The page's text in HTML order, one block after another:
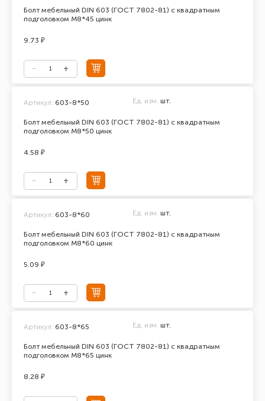
Болт мебельный DIN 603 (ГОСТ 7802-81) с квадратным
подголовком М8*45 цинк
9.73 ₽
Болт мебельный DIN 603 (ГОСТ 7802-81) с квадратным
подголовком М8*50 цинк
Артикул: 603-8*50 Ед. изм. шт.
4.58 ₽
Болт мебельный DIN 603 (ГОСТ 7802-81) с квадратным
подголовком М8*60 цинк
Артикул: 603-8*60 Ед. изм. шт.
5.09 ₽
Болт мебельный DIN 603 (ГОСТ 7802-81) с квадратным
подголовком М8*65 цинк
Артикул: 603-8*65 Ед. изм. шт.
8.28 ₽